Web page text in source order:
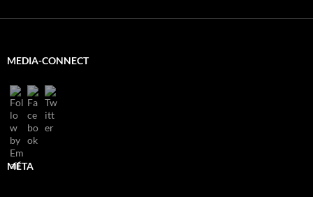
MEDIA-CONNECT
MÉTA